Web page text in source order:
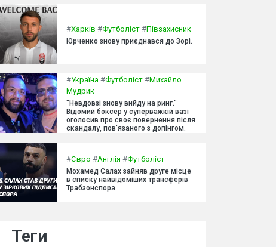
#Харків #Футболіст #Півзахисник
Юрченко знову приєднався до Зорі.
#Україна #Футболіст #Михайло
Мудрик
"Невдовзі знову вийду на ринг."
Відомий боксер у суперважкій вазі
оголосив про своє повернення після
скандалу, пов'язаного з допінгом.
#Євро #Англія #Футболіст
Мохамед Салах зайняв друге місце
в списку найвідоміших трансферів
Трабзонспора.
Теги